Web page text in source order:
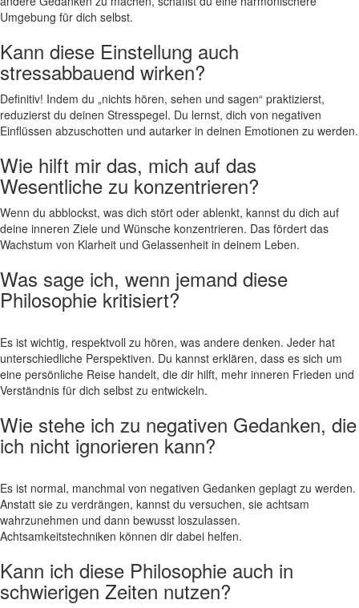
Umgebung für dich ⁣selbst.
Kann ⁣diese Einstellung ⁤auch
stressabbauend wirken?
Definitiv! Indem du‌ „nichts hören, sehen und sagen“ praktizierst,
reduzierst du deinen Stresspegel. Du⁤ lernst,‌ dich von negativen
Einflüssen abzuschotten und autarker in deinen Emotionen zu werden.
Wie hilft mir⁢ das, mich auf das‌
Wesentliche zu konzentrieren?
Wenn ‍du abblockst, was dich ⁢stört oder ablenkt, kannst du dich auf
deine inneren Ziele und Wünsche konzentrieren. Das fördert das
Wachstum von Klarheit und Gelassenheit in deinem Leben.
Was sage ich, wenn jemand diese
Philosophie kritisiert?
Es ist ‌wichtig, respektvoll ⁢zu ‍hören, was andere denken. Jeder hat
unterschiedliche ‍Perspektiven. Du kannst erklären, dass es ⁣sich um
⁢eine persönliche Reise handelt, die dir hilft, mehr inneren Frieden und
Verständnis⁤ für dich selbst zu‍ entwickeln.
Wie stehe ich zu negativen Gedanken, die
ich nicht​ ignorieren kann?
Es ​ist normal, manchmal von negativen Gedanken geplagt zu werden.
‌Anstatt sie zu verdrängen, kannst du versuchen, sie achtsam
wahrzunehmen ‌und dann bewusst loszulassen.
Achtsamkeitstechniken können dir dabei helfen.
Kann ich ‌diese ⁣Philosophie auch in
⁤schwierigen ​Zeiten​ nutzen?